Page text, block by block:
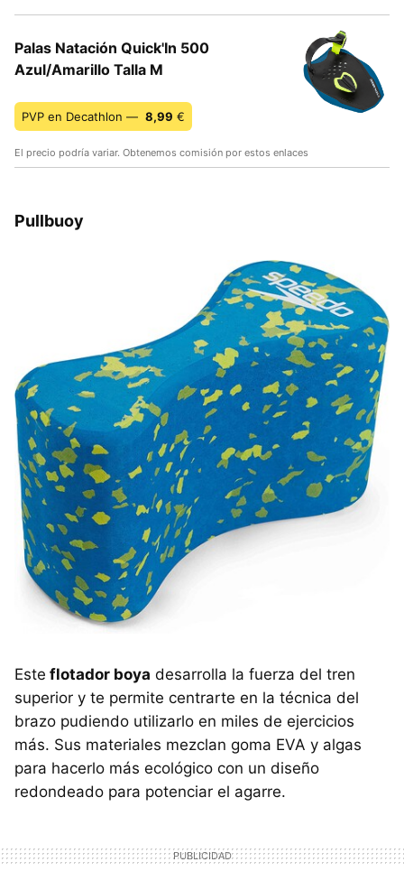
Palas Natación Quick'In 500
Azul/Amarillo Talla M
PVP en Decathlon — 8,99 €
El precio podría variar. Obtenemos comisión por estos enlaces
Pullbuoy
Este flotador boya desarrolla la fuerza del tren
superior y te permite centrarte en la técnica del
brazo pudiendo utilizarlo en miles de ejercicios
más. Sus materiales mezclan goma EVA y algas
para hacerlo más ecológico con un diseño
redondeado para potenciar el agarre.